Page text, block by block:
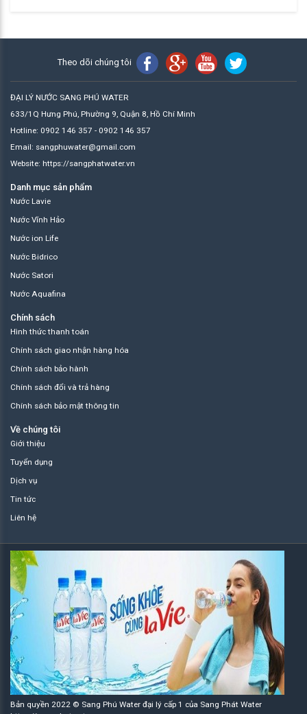
Theo dõi chúng tôi
ĐẠI LÝ NƯỚC SANG PHÚ WATER
633/1Q Hưng Phú, Phường 9, Quận 8, Hồ Chí Minh
Hotline: 0902 146 357 - 0902 146 357
Email: sangphuwater@gmail.com
Website: https://sangphatwater.vn
Danh mục sản phẩm
Nước Lavie
Nước Vĩnh Hảo
Nước ion Life
Nước Bidrico
Nước Satori
Nước Aquafina
Chính sách
Hình thức thanh toán
Chính sách giao nhận hàng hóa
Chính sách bảo hành
Chính sách đổi và trả hàng
Chính sách bảo mật thông tin
Về chúng tôi
Giới thiệu
Tuyển dụng
Dịch vụ
Tin tức
Liên hệ
Bản quyền 2022 © Sang Phú Water đại lý cấp 1 của Sang Phát Water